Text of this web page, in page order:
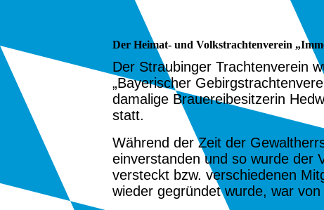
Der Heimat- und Volkstrachtenverein
Der Straubinger Trachtenverein
„Bayerischer
damalige Brauereibesitzerin
statt.
Während der Zeit der
einverstanden und so wurde der
versteckt bzw. verschiedenen
wieder gegründet wurde, war